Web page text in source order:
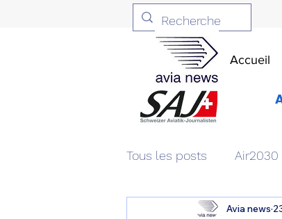
Accueil
Tous les posts Air2030
Aviation & Défense
Avia news